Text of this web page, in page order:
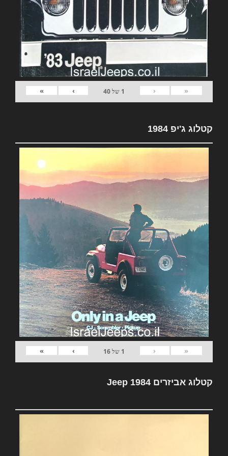
«
‹
1 של40
›
»
קטלוג ג'יפ 1984
«
‹
1 של16
›
»
קטלוג אביזרים Jeep 1984